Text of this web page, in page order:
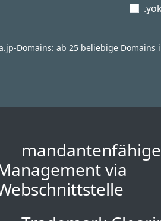
Domains: ab 25 beliebige Domains
via